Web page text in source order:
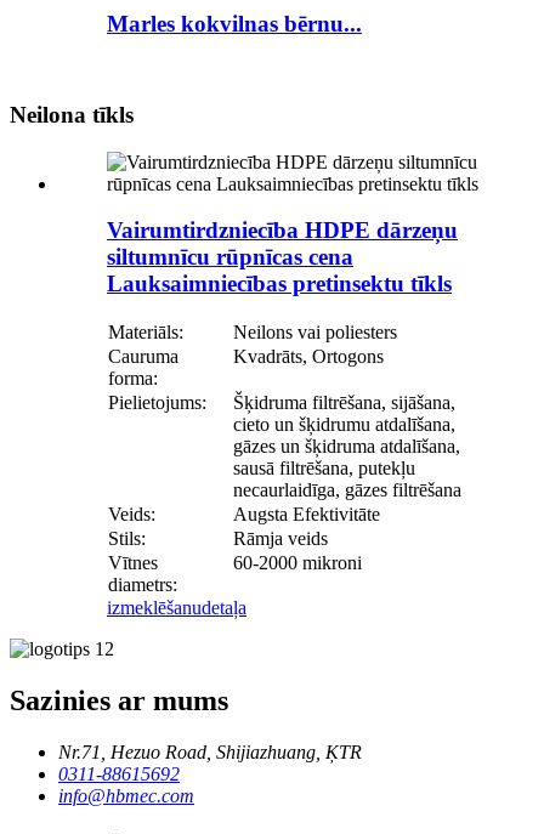
Marles kokvilnas bērnu...
Neilona tīkls
Vairumtirdzniecība HDPE dārzeņu
siltumnīcu rūpnīcas cena
Lauksaimniecības pretinsektu tīkls
Materiāls:
Neilons vai poliesters
Cauruma
forma:
Kvadrāts, Ortogons
Pielietojums:
Šķidruma filtrēšana, sijāšana,
cieto un šķidrumu atdalīšana,
gāzes un šķidruma atdalīšana,
sausā filtrēšana, putekļu
necaurlaidīga, gāzes filtrēšana
Veids:
Augsta Efektivitāte
Stils:
Rāmja veids
Vītnes
diametrs:
60-2000 mikroni
izmeklēšanudetaļa
Sazinies ar mums
Nr.71, Hezuo Road, Shijiazhuang, ĶTR
0311-88615692
info@hbmec.com